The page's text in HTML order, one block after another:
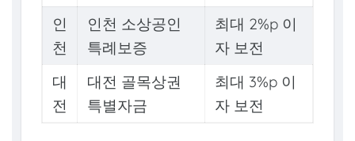
인
천
인천 소상공인
특례보증
최대 2%p 이
자 보전
대
전
대전 골목상권
특별자금
최대 3%p 이
자 보전